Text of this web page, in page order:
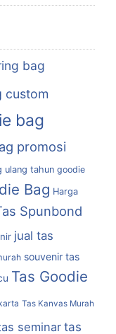
bag
custom
bag
promosi
ulang tahun goodie
Bag Harga
Spunbond
jual tas
souvenir tas
Tas Goodie
Tas Kanvas Murah
seminar tas